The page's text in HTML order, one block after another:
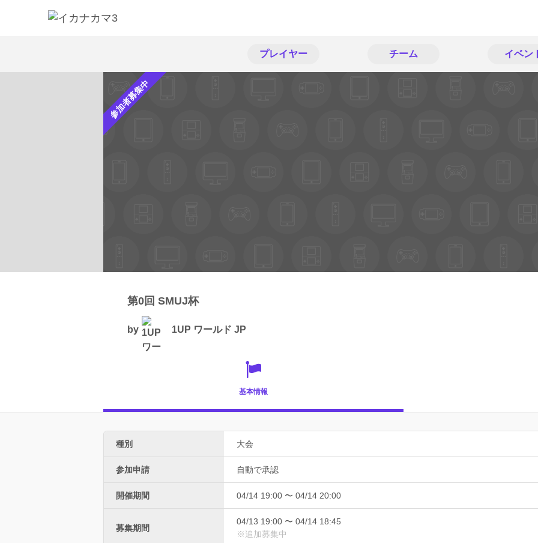
プレイヤー チーム イベン
参加者募集中
第0回 SMUJ杯
by 1UP ワールド JP
基本情報
種別 大会
参加申請 自動で承認
開催期間 04/14 19:00 〜 04/14 20:00
募集期間
04/13 19:00 〜 04/14 18:45
※追加募集中